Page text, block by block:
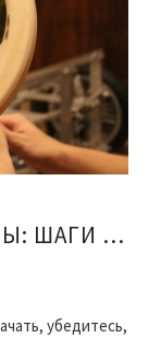
СОЗДАНИЕ РУЛЯ ИЗ ФАНЕРЫ: ШАГИ И РЕКОМЕНДАЦИИ
убедитесь,